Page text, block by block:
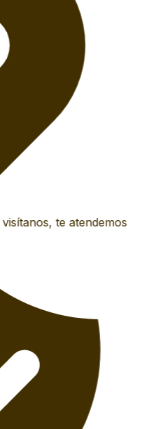
visítanos, te atendemos